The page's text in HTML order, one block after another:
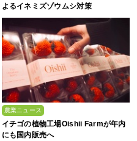
よるイネミズゾウムシ対策
農業ニュース
イチゴの植物工場Oishii Farmが年内
にも国内販売へ